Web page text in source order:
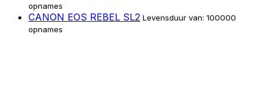
opnames
CANON EOS REBEL SL2 Levensduur van: 100000
opnames